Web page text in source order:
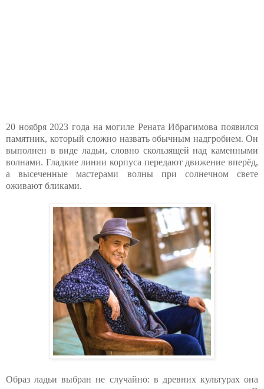
20 ноября 2023 года на могиле Рената Ибрагимова появился
памятник, который сложно назвать обычным надгробием. Он
выполнен в виде ладьи, словно скользящей над каменными
волнами. Гладкие линии корпуса передают движение вперёд,
а высеченные мастерами волны при солнечном свете
оживают бликами.
Образ ладьи выбран не случайно: в древних культурах она